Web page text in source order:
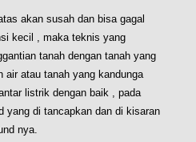
akan susah dan bisa gagal
kecil , maka teknis yang
tanah dengan tanah yang
air atau tanah yang kandunga
listrik dengan baik , pada
yang di tancapkan dan di kisaran
nya.